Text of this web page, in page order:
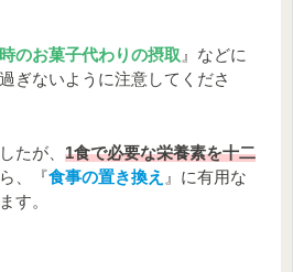
のお菓子代わりの摂取』などに
ぎないように注意してくださ
たが、 1食で必要な栄養素を十二
、『食事の置き換え 』に有用な
す。